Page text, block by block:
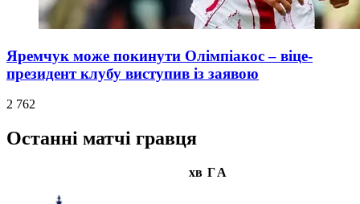
Яремчук може покинути Олімпіакос – віце-
президент клубу виступив із заявою
2 762
Останні матчі гравця
хв ГА